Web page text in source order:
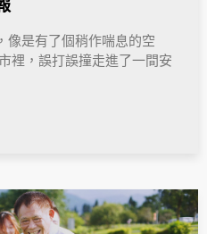
像是有了個稍作喘息的空
裡，誤打誤撞走進了一間安